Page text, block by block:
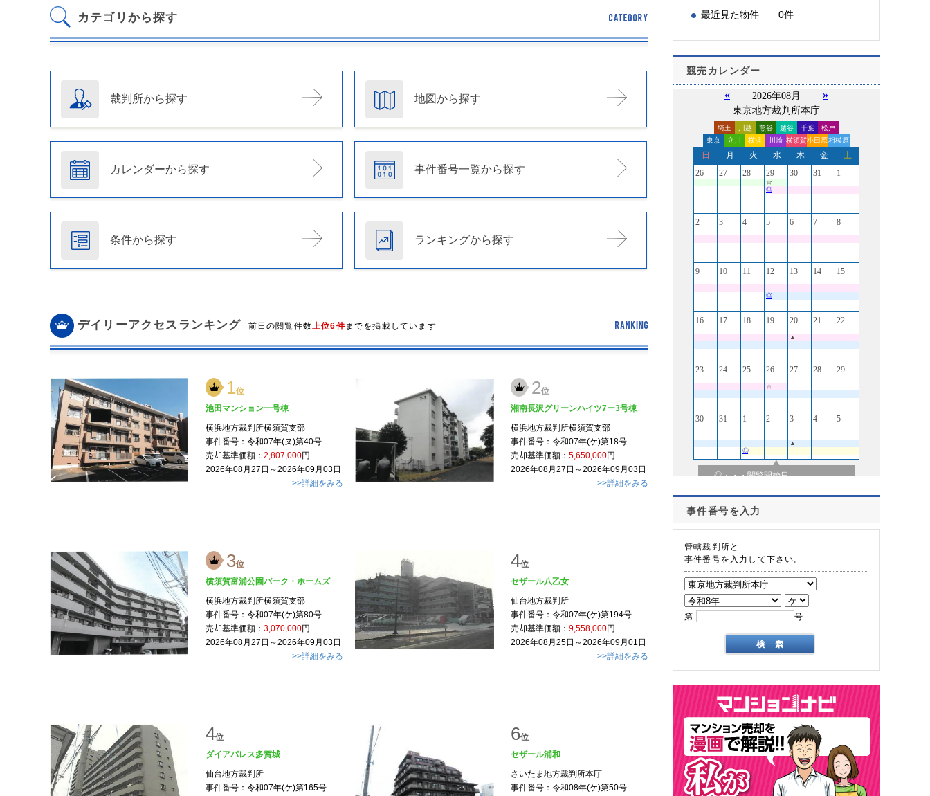
カテゴリから探す
裁判所から探す 地図から探す
カレンダーから探す 事件番号一覧から探す
条件から探す ランキングから探す
デイリーアクセスランキング 前日の閲覧件数上位6件までを掲載しています
1位
池田マンション一号棟
横浜地方裁判所横須賀支部
事件番号： 令和07年(ヌ)第40号
売却基準価額： 2,807,000円
2026年08月27日～2026年09月03日
>>詳細をみる
2位
湘南長沢グリーンハイツ7ー3号棟
横浜地方裁判所横須賀支部
事件番号： 令和07年(ケ)第18号
売却基準価額： 5,650,000円
2026年08月27日～2026年09月03日
>>詳細をみる
3位
横須賀富浦公園パーク・ホームズ
横浜地方裁判所横須賀支部
事件番号： 令和07年(ケ)第80号
売却基準価額： 3,070,000円
2026年08月27日～2026年09月03日
>>詳細をみる
4位
セザール八乙女
仙台地方裁判所
事件番号： 令和07年(ケ)第194号
売却基準価額： 9,558,000円
2026年08月25日～2026年09月01日
>>詳細をみる
4位
ダイアパレス多賀城
仙台地方裁判所
事件番号： 令和07年(ケ)第165号
6位
セザール浦和
さいたま地方裁判所本庁
事件番号： 令和08年(ケ)第50号
最近見た物件 0件
競売カレンダー
事件番号を入力
管轄裁判所と
事件番号を入力して下さい。
第 号